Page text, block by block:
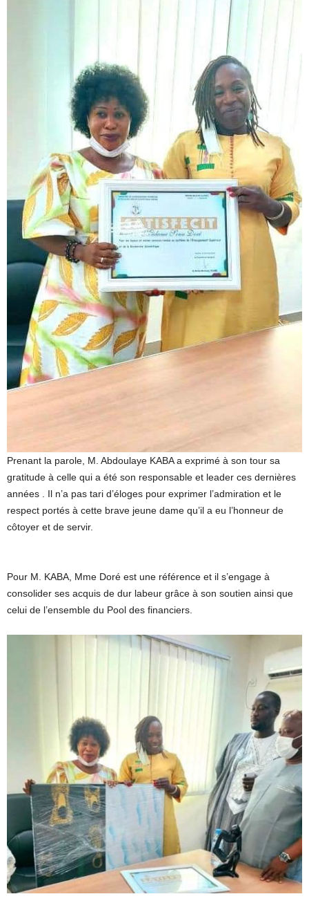
Prenant la parole, M. Abdoulaye KABA a exprimé à son tour sa
gratitude à celle qui a été son responsable et leader ces dernières
années . Il n’a pas tari d’éloges pour exprimer l’admiration et le
respect portés à cette brave jeune dame qu’il a eu l’honneur de
côtoyer et de servir.
Pour M. KABA, Mme Doré est une référence et il s’engage à
consolider ses acquis de dur labeur grâce à son soutien ainsi que
celui de l’ensemble du Pool des financiers.